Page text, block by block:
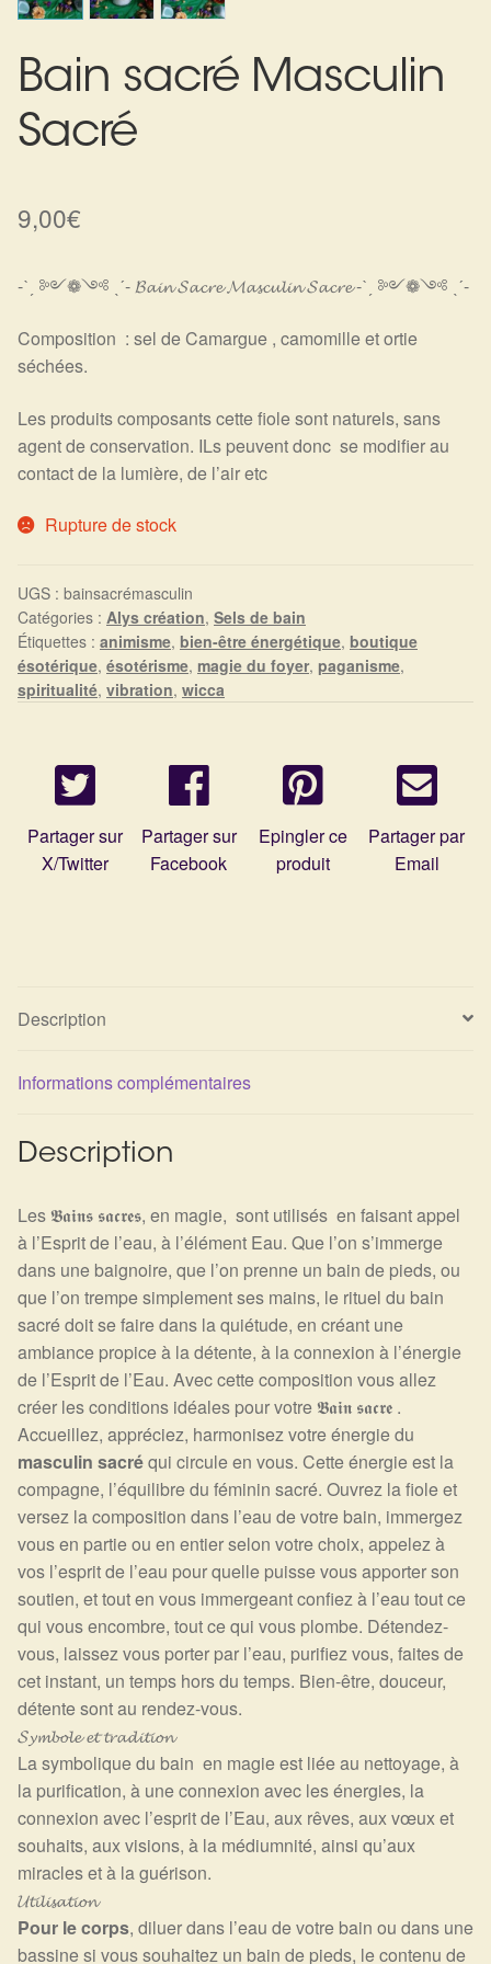
Harmonisation des lieux
Soin beauté
Sels de bain
Ésotérisme : les pratiques spirituelles du monde invisible
Protection énergétique : Trouvez votre bouclier
intérieur
Les pierres en détail
Test — Quelle Gardienne ?
Mon compte
Bain sacré Masculin
Sacré
9,00€
-ˋˏ ༻❁༺ ˎˊ- 𝓑𝓪𝓲𝓷 𝓢𝓪𝓬𝓻𝓮 𝓜𝓪𝓼𝓬𝓾𝓵𝓲𝓷 𝓢𝓪𝓬𝓻𝓮 -ˋˏ ༻❁༺ ˎˊ-
Composition : sel de Camargue , camomille et ortie
séchées.
Les produits composants cette fiole sont naturels, sans
agent de conservation. ILs peuvent donc se modifier au
contact de la lumière, de l’air etc
Rupture de stock
UGS : bainsacrémasculin
Catégories : Alys création, Sels de bain
Étiquettes : animisme, bien-être énergétique, boutique
ésotérique, ésotérisme, magie du foyer, paganisme,
spiritualité, vibration, wicca
Partager sur
X/Twitter
Partager sur
Facebook
Epingler ce
produit
Partager par
Email
Description
Informations complémentaires
Description
Les 𝕭𝖆𝖎𝖓𝖘 𝖘𝖆𝖈𝖗𝖊𝖘, en magie, sont utilisés en faisant appel
à l’Esprit de l’eau, à l’élément Eau. Que l’on s’immerge
dans une baignoire, que l’on prenne un bain de pieds, ou
que l’on trempe simplement ses mains, le rituel du bain
sacré doit se faire dans la quiétude, en créant une
ambiance propice à la détente, à la connexion à l’énergie
de l’Esprit de l’Eau. Avec cette composition vous allez
créer les conditions idéales pour votre 𝕭𝖆𝖎𝖓 𝖘𝖆𝖈𝖗𝖊 .
Accueillez, appréciez, harmonisez votre énergie du
masculin sacréqui circule en vous. Cette énergie est la
compagne, l’équilibre du féminin sacré. Ouvrez la fiole et
versez la composition dans l’eau de votre bain, immergez
vous en partie ou en entier selon votre choix, appelez à
vos l’esprit de l’eau pour quelle puisse vous apporter son
soutien, et tout en vous immergeant confiez à l’eau tout ce
qui vous encombre, tout ce qui vous plombe. Détendez-
vous, laissez vous porter par l’eau, purifiez vous, faites de
cet instant, un temps hors du temps. Bien-être, douceur,
détente sont au rendez-vous.
𝓢𝔂𝓶𝓫𝓸𝓵𝓮 𝓮𝓽 𝓽𝓻𝓪𝓭𝓲𝓽𝓲𝓸𝓷
La symbolique du bain en magie est liée au nettoyage, à
la purification, à une connexion avec les énergies, la
connexion avec l’esprit de l’Eau, aux rêves, aux vœux et
souhaits, aux visions, à la médiumnité, ainsi qu’aux
miracles et à la guérison.
𝓤𝓽𝓲𝓵𝓲𝓼𝓪𝓽𝓲𝓸𝓷
Pour le corps, diluer dans l’eau de votre bain ou dans une
bassine si vous souhaitez un bain de pieds, le contenu de